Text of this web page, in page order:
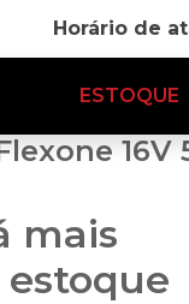
Horário de
ESTOQUE
16V
mais